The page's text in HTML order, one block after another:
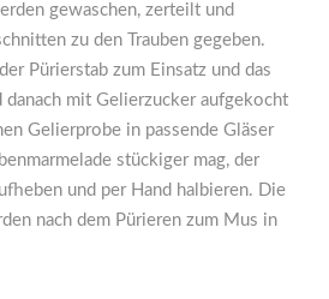
gewaschen, zerteilt und
zu den Trauben gegeben.
Pürierstab zum Einsatz und das
mit Gelierzucker aufgekocht
Gelierprobe in passende Gläser
stückiger mag, der
und per Hand halbieren. Die
nach dem Pürieren zum Mus in